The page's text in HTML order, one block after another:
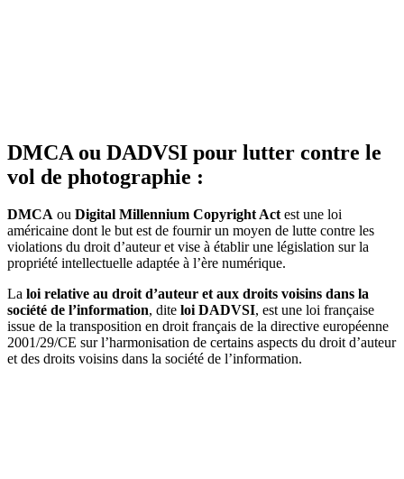
DMCA ou DADVSI pour lutter contre le
vol de photographie :
DMCA ou Digital Millennium Copyright Actest une loi
américaine dont le but est de fournir un moyen de lutte contre les
violations du droit d’auteur et vise à établir une législation sur la
propriété intellectuelle adaptée à l’ère numérique.
La loi relative au droit d’auteur et aux droits voisins dans la
société de l’information, dite loi DADVSI, est une loi française
issue de la transposition en droit français de la directive européenne
2001/29/CE sur l’harmonisation de certains aspects du droit d’auteur
et des droits voisins dans la société de l’information.